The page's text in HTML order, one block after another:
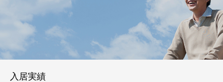
入居実績
外国人人材採用